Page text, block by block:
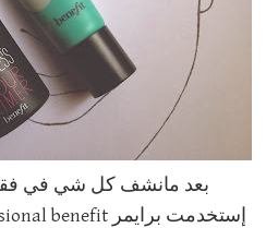
بعد مانشف كل شي في